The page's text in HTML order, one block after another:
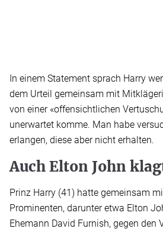
In einem Statement sprach Harry
dem Urteil gemeinsam mit
von einer «offensichtlichen
unerwartet komme. Man habe
erlangen, diese aber nicht erhalten.
Auch Elton John
Prinz Harry (41) hatte gemeinsam
Prominenten, darunter etwa Elton
Ehemann David Furnish, gegen den